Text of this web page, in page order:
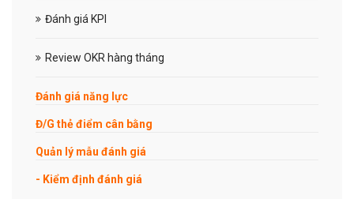
Đánh giá KPI
Review OKR hàng tháng
Đánh giá năng lực
Đ/G thẻ điểm cân bằng
Quản lý mẫu đánh giá
- Kiểm định đánh giá